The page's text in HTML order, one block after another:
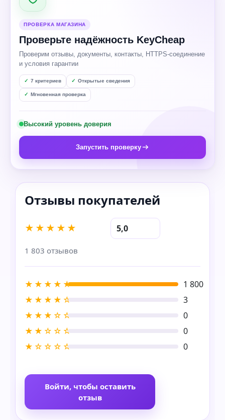
ПРОВЕРКА МАГАЗИНА
Проверьте надёжность KeyCheap
Проверим отзывы, документы, контакты, HTTPS-соединение
и условия гарантии
7 критериев Открытые сведения
Мгновенная проверка
Высокий уровень доверия
Запустить проверку
★★★★★ 5,0
1 803 отзывов
★★★★★
1 800
★★★★☆
3
★★★☆☆
0
★★☆☆☆
0
★☆☆☆☆
0
Войти, чтобы оставить
отзыв